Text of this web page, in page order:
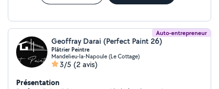
Auto-entrepreneur
Geoffray Darai (Perfect Paint 26)
Plâtrier Peintre
Mandelieu-la-Napoule (Le Cottage)
3/5 (2 avis)
Présentation